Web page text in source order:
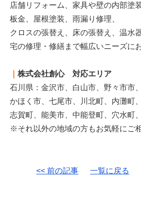
店舗リフォーム、家具や壁の内部塗
板金、屋根塗装、雨漏り修理、
クロスの張替え、床の張替え、温水
宅の修理・修繕まで幅広いニーズに
株式会社創心 対応エリア
石川県：金沢市、白山市、野々市市
かほく市、七尾市、川北町、内灘町
志賀町、能美市、中能登町、穴水町
※それ以外の地域の方もお気軽にご
<< 前の記事 一覧に戻る